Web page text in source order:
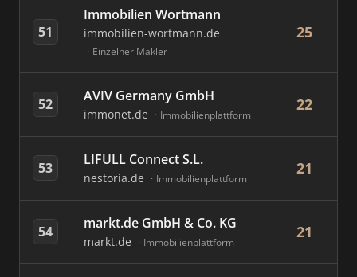
51
Immobilien Wortmann
immobilien-wortmann.de
Einzelner Makler
25
52 AVIV Germany GmbH
immonet.de Immobilienplattform
22
53 LIFULL Connect S.L.
nestoria.de Immobilienplattform
21
54 markt.de GmbH & Co. KG
markt.de Immobilienplattform
21